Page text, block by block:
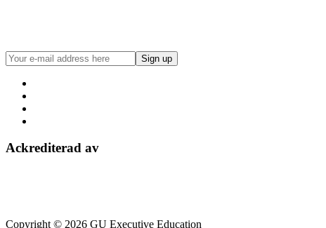
Ackrediterad av
Copyright © 2026 GU Executive Education